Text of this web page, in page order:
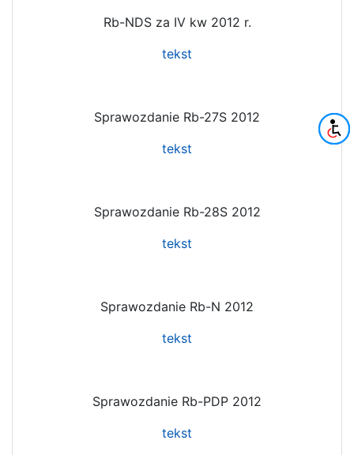
Rb-NDS za IV kw 2012 r.
tekst
Sprawozdanie Rb-27S 2012
tekst
Sprawozdanie Rb-28S 2012
tekst
Sprawozdanie Rb-N 2012
tekst
Sprawozdanie Rb-PDP 2012
tekst